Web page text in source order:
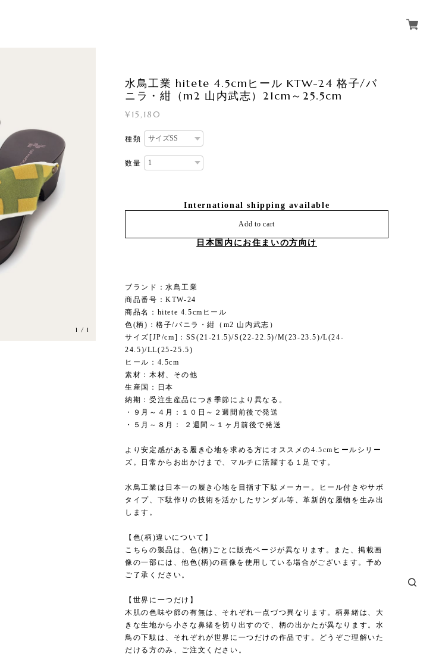
1 /1
水鳥工業 hitete 4.5cmヒール KTW-24 格子/バ
ニラ・紺（m2 山内武志）21cm～25.5cm
¥15,180
種類
数量
International shipping available
Add to cart
日本国内にお住まいの方向け
ブランド：水鳥工業
商品番号：KTW-24
商品名：hitete 4.5cmヒール
色(柄)：格子/バニラ・紺（m2 山内武志）
サイズ[JP/cm]：SS(21-21.5)/S(22-22.5)/M(23-23.5)/L(24-
24.5)/LL(25-25.5)
ヒール：4.5cm
素材：木材、その他
生産国：日本
納期：受注生産品につき季節により異なる。
・９月～４月：１０日～２週間前後で発送
・５月～８月： ２週間～１ヶ月前後で発送
より安定感がある履き心地を求める方にオススメの4.5cmヒールシリー
ズ。日常からお出かけまで、マルチに活躍する１足です。
水鳥工業は日本一の履き心地を目指す下駄メーカー。ヒール付きやサボ
タイプ、下駄作りの技術を活かしたサンダル等、革新的な履物を生み出
します。
【色(柄)違いについて】
こちらの製品は、色(柄)ごとに販売ページが異なります。また、掲載画
像の一部には、他色(柄)の画像を使用している場合がございます。予め
ご了承ください。
【世界に一つだけ】
木肌の色味や節の有無は、それぞれ一点づつ異なります。柄鼻緒は、大
きな生地から小さな鼻緒を切り出すので、柄の出かたが異なります。水
鳥の下駄は、それぞれが世界に一つだけの作品です。どうぞご理解いた
だける方のみ、ご注文ください。